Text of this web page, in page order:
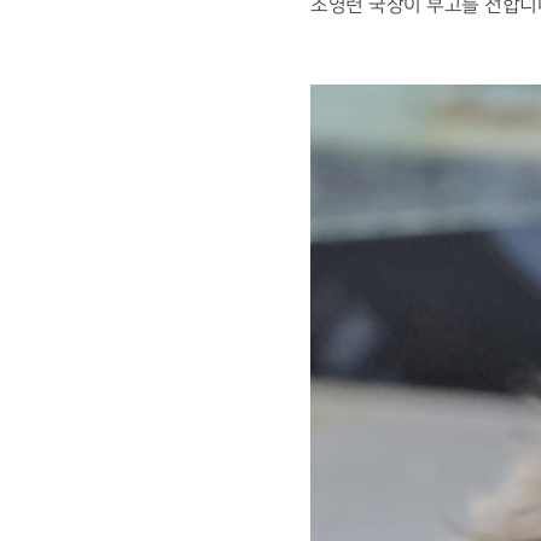
조영련 국장이 부고를 전합니